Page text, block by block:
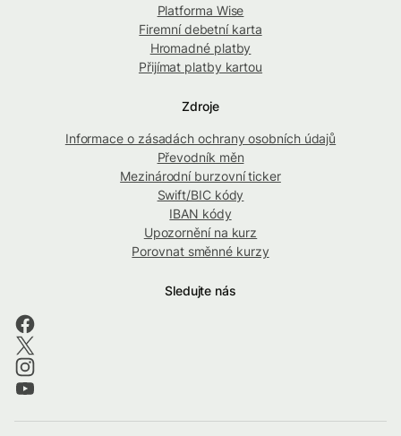
Platforma Wise
Firemní debetní karta
Hromadné platby
Přijímat platby kartou
Zdroje
Informace o zásadách ochrany osobních údajů
Převodník měn
Mezinárodní burzovní ticker
Swift/BIC kódy
IBAN kódy
Upozornění na kurz
Porovnat směnné kurzy
Sledujte nás